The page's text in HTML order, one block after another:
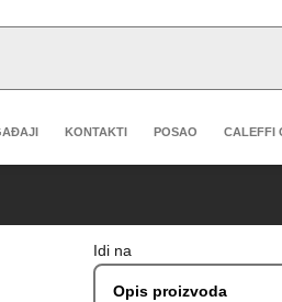
secondary
KONTAKTI POSAO CALEFFI
Idi na
Opis proizvoda